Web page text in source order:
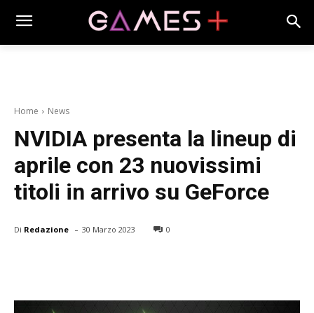
Home News
NVIDIA presenta la lineup di
aprile con 23 nuovissimi
titoli in arrivo su GeForce
Di Redazione - 30 Marzo 2023 0